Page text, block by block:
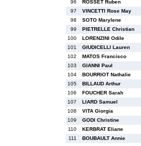
96
ROSSET Ruben
97
VINCETTI Rose May
98
SOTO Marylene
99
PIETRELLE Christian
100
LORENZINI Odile
101
GIUDICELLI Lauren
102
MATOS Francisco
103
GIANNI Paul
104
BOURRIOT Nathalie
105
BILLAUD Arthur
106
FOUCHER Sarah
107
LIARD Samuel
108
VITA Giorgia
109
GODI Christine
110
KERBRAT Eliane
111
BOUBAULT Annie